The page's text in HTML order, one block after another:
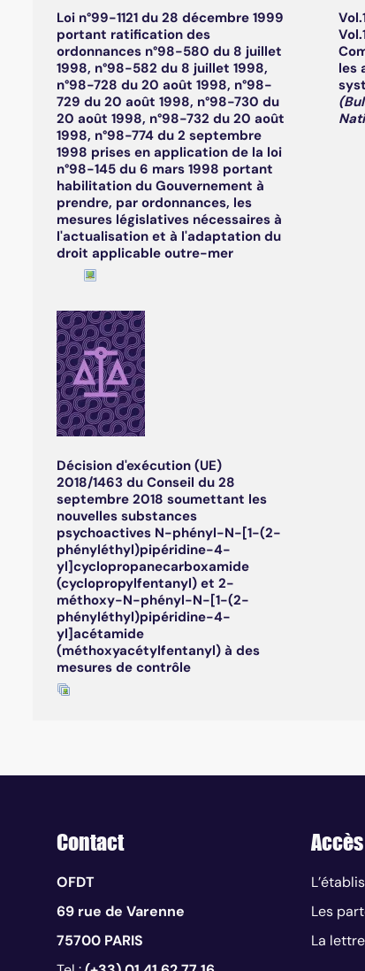
Loi n°99-1121 du 28 décembre 1999
portant ratification des
ordonnances n°98-580 du 8 juillet
1998, n°98-582 du 8 juillet 1998,
n°98-728 du 20 août 1998, n°98-
729 du 20 août 1998, n°98-730 du
20 août 1998, n°98-732 du 20 août
1998, n°98-774 du 2 septembre
1998 prises en application de la loi
n°98-145 du 6 mars 1998 portant
habilitation du Gouvernement à
prendre, par ordonnances, les
mesures législatives nécessaires à
l'actualisation et à l'adaptation du
droit applicable outre-mer
les
Décision d'exécution (UE)
2018/1463 du Conseil du 28
septembre 2018 soumettant les
nouvelles substances
psychoactives N-phényl-N-[1-(2-
phényléthyl)pipéridine-4-
yl]cyclopropanecarboxamide
(cyclopropylfentanyl) et 2-
méthoxy-N-phényl-N-[1-(2-
phényléthyl)pipéridine-4-
yl]acétamide
(méthoxyacétylfentanyl) à des
mesures de contrôle
Contact
OFDT
69 rue de Varenne
75700 PARIS
Les
La